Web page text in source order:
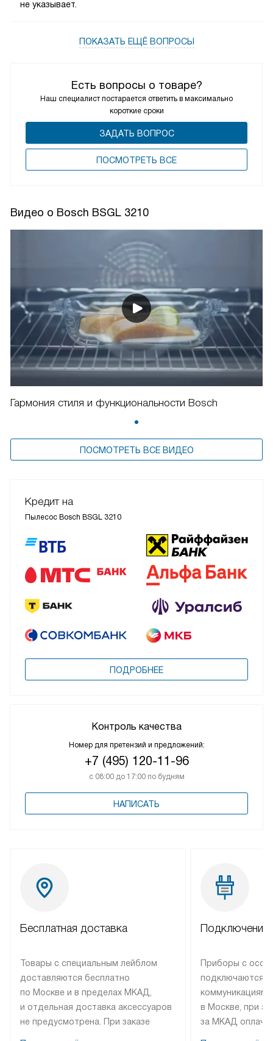
Есть вопросы о товаре?
Наш специалист постарается ответить в максимально
короткие сроки
ЗАДАТЬ ВОПРОС
ПОCМОТРЕТЬ ВСЕ
не указывает.
ПОКАЗАТЬ ЕЩЁ ВОПРОСЫ
Видео о Bosch BSGL 3210
Гармония стиля и функциональности Bosch
ПОСМОТРЕТЬ ВСЕ ВИДЕО
Кредит на
Пылесос Bosch BSGL 3210
ПОДРОБНЕЕ
Контроль качества
Номер для претензий и предложений:
+7 (495) 120-11-96
с 08:00 до 17:00 по будням
НАПИСАТЬ
Бесплатная доставка
Товары с специальным лейблом
доставляются бесплатно
по Москве и в пределах МКАД,
и отдельная доставка аксессуаров
не предусмотрена. При заказе
Подключение
Приборы с
подключаются к
коммуникациям
в Москве, при
за МКАД